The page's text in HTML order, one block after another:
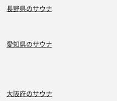
長野県のサウナ
愛知県のサウナ
大阪府のサウナ